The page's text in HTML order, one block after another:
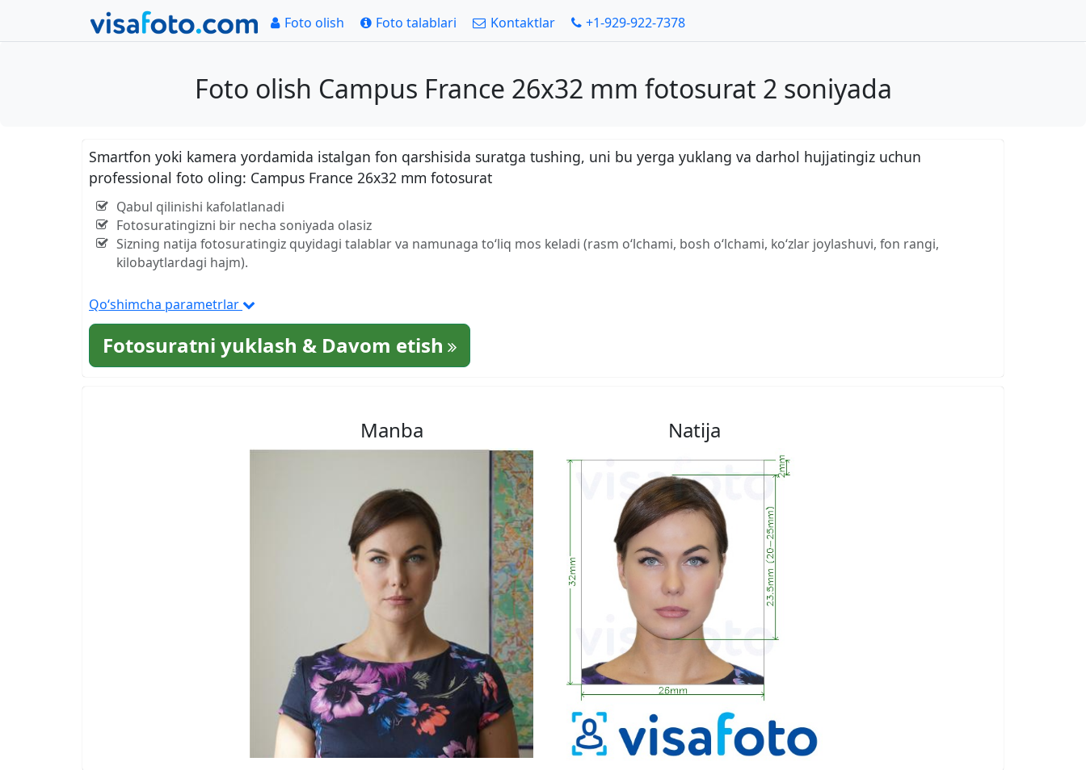
Foto olish Foto talablari Kontaktlar +1-929-922-7378
Foto olish Campus France 26x32 mm fotosurat 2 soniyada
Smartfon yoki kamera yordamida istalgan fon qarshisida suratga tushing, uni bu yerga yuklang va darhol hujjatingiz uchun
professional foto oling: Campus France 26x32 mm fotosurat
Qabul qilinishi kafolatlanadi
Fotosuratingizni bir necha soniyada olasiz
Sizning natija fotosuratingiz quyidagi talablar va namunaga to‘liq mos keladi (rasm o‘lchami, bosh o‘lchami, ko‘zlar joylashuvi, fon rangi,
kilobaytlardagi hajm).
Qo‘shimcha parametrlar
Fotosuratni yuklash & Davom etish
Manba Natija